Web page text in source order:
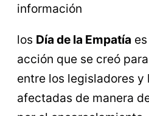
información
los Día de la Empatía
acción que se creó
entre los legisladores y
afectadas de manera